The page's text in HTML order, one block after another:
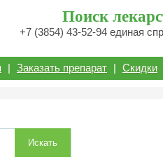
Поиск
+7 (3854) 43-52-94 единая
| Заказать препарат | Скидки
Искать